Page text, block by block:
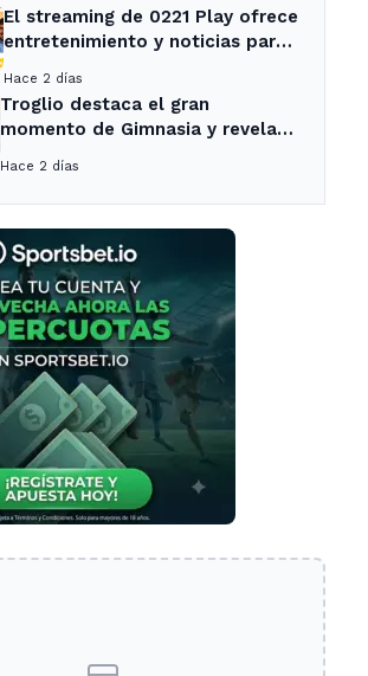
El streaming de 0221 Play ofrece
entretenimiento y noticias para
Hace 2 días
Troglio destaca el gran
momento de Gimnasia y revela
Hace 2 días